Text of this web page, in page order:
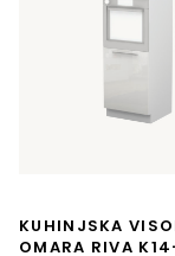
KUHINJSKA
OMARA RIVA